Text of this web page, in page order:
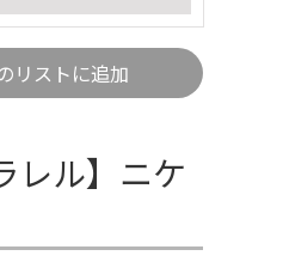
リストに追加
レル】ニケ